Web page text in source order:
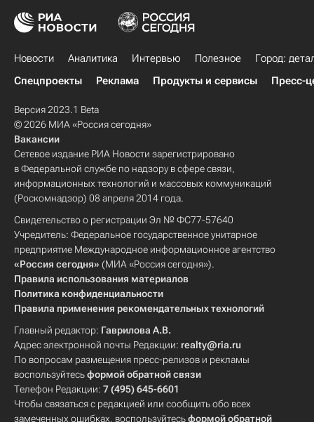
Новости Аналитика Интервью Полезное
Город:
Спецпроекты
Реклама Продукты и сервисы Пресс-
Версия 2023.1 Beta
© 2026 МИА «Россия сегодня»
Вакансии
Сетевое издание РИА Новости зарегистрировано
в Федеральной службе по надзору в сфере связи,
информационных технологий и массовых коммуникаций
(Роскомнадзор) 08 апреля 2014 года.
Свидетельство о регистрации Эл № ФС77-57640
Учредитель: Федеральное государственное унитарное
предприятие Международное информационное агентство
«Россия сегодня» (МИА «Россия сегодня»).
Правила использования материалов
Политика конфиденциальности
Правила применения рекомендательных технологий
Главный редактор: Гаврилова А.В.
Адрес электронной почты Редакции: realty@ria.ru
По вопросам размещения пресс-релизов и рекламы
воспользуйтесьформой обратной связи
Телефон Редакции: 7 (495) 645-6601
Чтобы связаться с редакцией или сообщить обо всех
замеченных ошибках, воспользуйтесьформой обратной